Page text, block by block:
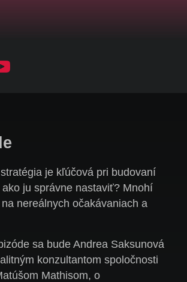
je kľúčová pri budovaní
ako ju správne nastaviť? Mnohí
nereálnych očakávaniach a
sa bude Andrea Saksunová
konzultantom spoločnosti
Mathisom, o